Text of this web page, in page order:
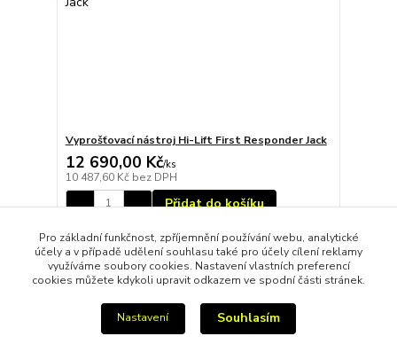
Vyprošťovací nástroj Hi-Lift First Responder Jack
12 690,00 Kč/ks
10 487,60 Kč bez DPH
Přidat do košíku
strana z 1
Pro základní funkčnost, zpříjemnění používání webu, analytické
účely a v případě udělení souhlasu také pro účely cílení reklamy
využíváme soubory cookies. Nastavení vlastních preferencí
cookies můžete kdykoli upravit odkazem ve spodní části stránek.
Nastavení Souhlasím